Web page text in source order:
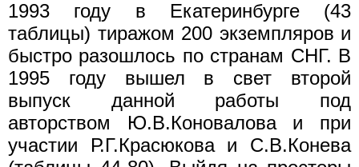
1993 году в Екатеринбурге (43
таблицы) тиражом 200 экземпляров и
быстро разошлось по странам СНГ. В
1995 году вышел в свет второй
выпуск данной работы под
авторством Ю.В.Коновалова и при
участии Р.Г.Красюкова и С.В.Конева